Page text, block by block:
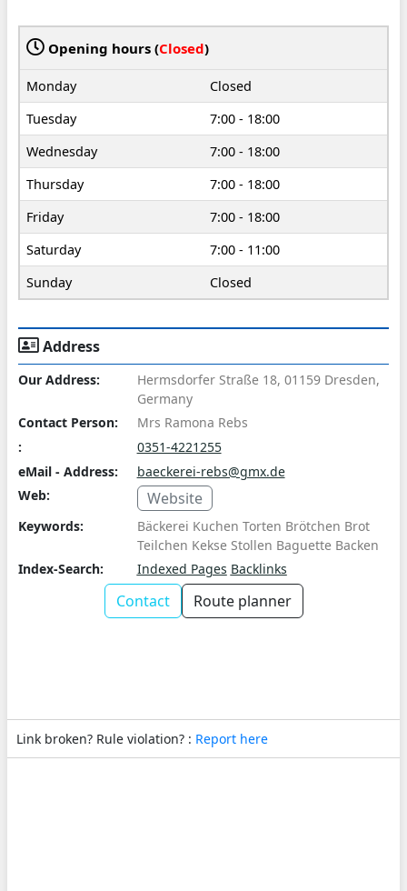
Opening hours (Closed)
Monday
Closed
Tuesday
7:00 - 18:00
Wednesday
7:00 - 18:00
Thursday
7:00 - 18:00
Friday
7:00 - 18:00
Saturday
7:00 - 11:00
Sunday
Closed
Address
Our Address:
Hermsdorfer Straße 18, 01159 Dresden,
Germany
Contact Person:
Mrs Ramona Rebs
:
0351-4221255
eMail - Address:
baeckerei-rebs@gmx.de
Web:
Website
Keywords:
Bäckerei Kuchen Torten Brötchen Brot
Teilchen Kekse Stollen Baguette Backen
Index-Search:
Indexed Pages Backlinks
Contact Route planner
Link broken? Rule violation? : Report here